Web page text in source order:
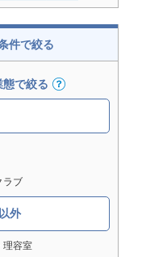
件で絞る
態で絞る
ラブ
外
理容室